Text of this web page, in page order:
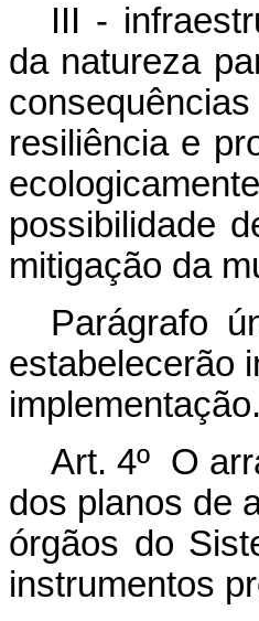
III -
da natureza
resiliência e
possibilidade
mitigação da
Parágrafo
estabelecerão
implementação.
Art. 4º O
dos planos de
órgãos do
instrumentos